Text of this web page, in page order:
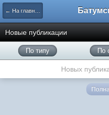
← На главную
Новые публикации
По типу По
Новых